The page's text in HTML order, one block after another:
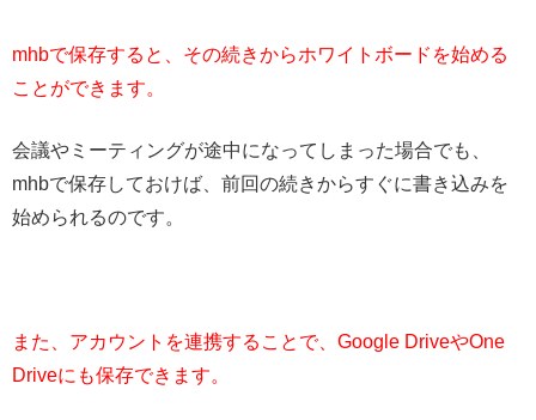
mhbで保存すると、その続きからホワイトボードを始める
ことができます。
会議やミーティングが途中になってしまった場合でも、
mhbで保存しておけば、前回の続きからすぐに書き込みを
始められるのです。
また、アカウントを連携することで、Google DriveやOne
Driveにも保存できます。